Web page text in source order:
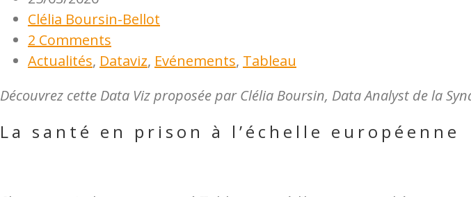
Clélia Boursin-Bellot
2 Comments
Actualités, Dataviz, Evénements, Tableau
Découvrez cette Data Viz proposée par Clélia Boursin, Data Analyst de la
La santé en prison à l’échelle européenne